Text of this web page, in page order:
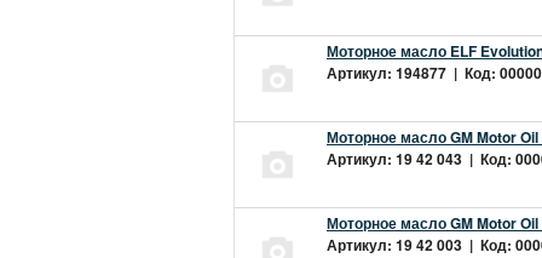
Моторное масло ELF
Артикул: 194877 | Код:
Моторное масло GM Motor Oil
Артикул: 19 42 043 | Код:
Моторное масло GM Motor
Артикул: 19 42 003 | Код: